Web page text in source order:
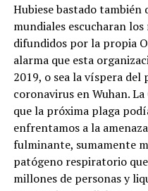
Hubiese bastado
mundiales escucharan
difundidos por la propia
alarma que esta
2019, o sea la víspera
coronavirus en Wuhan.
que la próxima plaga
enfrentamos a la
fulminante, sumamente
patógeno respiratorio
millones de personas y